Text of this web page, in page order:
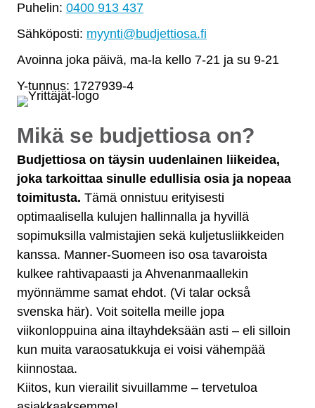
Puhelin: 0400 913 437
Sähköposti: myynti@budjettiosa.fi
Avoinna joka päivä, ma-la kello 7-21 ja su 9-21
Y-tunnus: 1727939-4
Mikä se budjettiosa on?
Budjettiosa on täysin uudenlainen liikeidea,
joka tarkoittaa sinulle edullisia osia ja nopeaa
toimitusta. Tämä onnistuu erityisesti
optimaalisella kulujen hallinnalla ja hyvillä
sopimuksilla valmistajien sekä kuljetusliikkeiden
kanssa. Manner-Suomeen iso osa tavaroista
kulkee rahtivapaasti ja Ahvenanmaallekin
myönnämme samat ehdot. (Vi talar också
svenska här). Voit soitella meille jopa
viikonloppuina aina iltayhdeksään asti – eli silloin
kun muita varaosatukkuja ei voisi vähempää
kiinnostaa.
Kiitos, kun vierailit sivuillamme – tervetuloa